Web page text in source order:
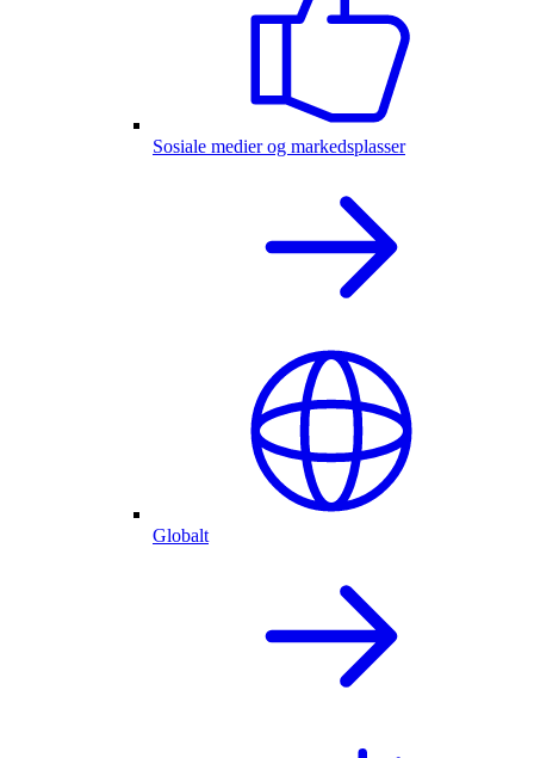
Sosiale medier og markedsplasser
Globalt